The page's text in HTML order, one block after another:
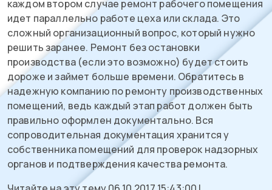
каждом втором случае ремонт рабочего помещения
идет параллельно работе цеха или склада. Это
сложный организационный вопрос, который нужно
решить заранее. Ремонт без остановки
производства (если это возможно) будет стоить
дороже и займет больше времени. Обратитесь в
надежную компанию по ремонту производственных
помещений, ведь каждый этап работ должен быть
правильно оформлен документально. Вся
сопроводительная документация хранится у
собственника помещений для проверок надзорных
органов и подтверждения качества ремонта.